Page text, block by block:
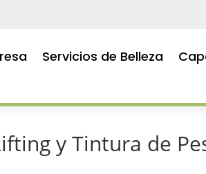
Servicios de Belleza
y Tintura de